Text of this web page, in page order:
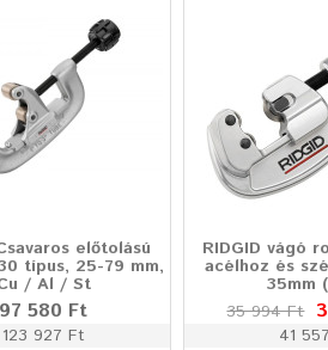
előtolású
típus, 25-79 mm,
/ Al / St
97 580 Ft
123 927 Ft
RIDGID vágó
acélhoz és
35mm
35 994 Ft
41